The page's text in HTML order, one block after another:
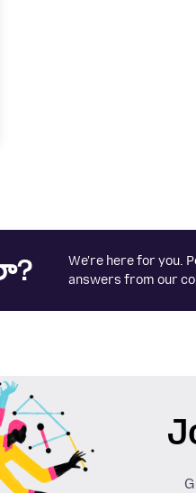
We're here for you.
answers from our